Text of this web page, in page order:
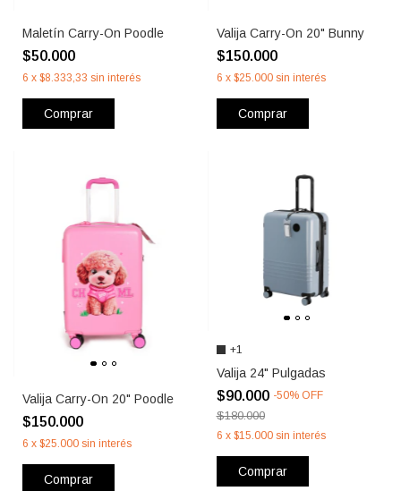
Maletín Carry-On Poodle
$50.000
6 x $8.333,33 sin interés
Comprar
Valija Carry-On 20" Bunny
$150.000
6 x $25.000 sin interés
Comprar
Valija Carry-On 20" Poodle
$150.000
6 x $25.000 sin interés
Comprar
+1
Valija 24" Pulgadas
$90.000 -50% OFF
$180.000
6 x $15.000 sin interés
Comprar